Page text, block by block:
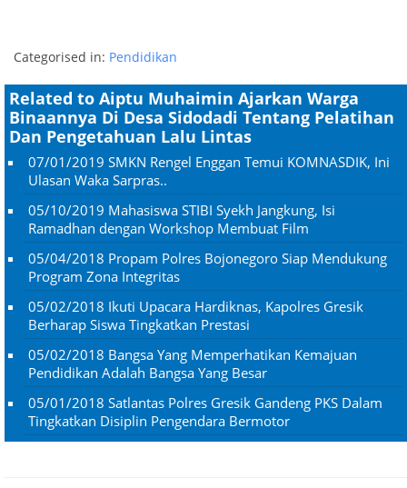
Categorised in: Pendidikan
Related to Aiptu Muhaimin Ajarkan Warga
Binaannya Di Desa Sidodadi Tentang Pelatihan
Dan Pengetahuan Lalu Lintas
07/01/2019 SMKN Rengel Enggan Temui KOMNASDIK, Ini
Ulasan Waka Sarpras..
05/10/2019 Mahasiswa STIBI Syekh Jangkung, Isi
Ramadhan dengan Workshop Membuat Film
05/04/2018 Propam Polres Bojonegoro Siap Mendukung
Program Zona Integritas
05/02/2018 Ikuti Upacara Hardiknas, Kapolres Gresik
Berharap Siswa Tingkatkan Prestasi
05/02/2018 Bangsa Yang Memperhatikan Kemajuan
Pendidikan Adalah Bangsa Yang Besar
05/01/2018 Satlantas Polres Gresik Gandeng PKS Dalam
Tingkatkan Disiplin Pengendara Bermotor